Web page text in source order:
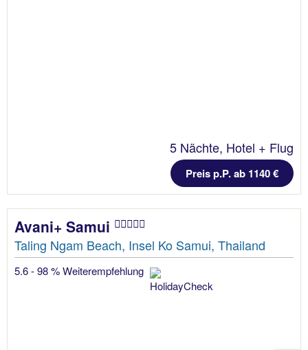
5 Nächte, Hotel + Flug
Preis p.P. ab 1140 €
Avani+ Samui
Taling Ngam Beach, Insel Ko Samui, Thailand
5.6 - 98 % Weiterempfehlung